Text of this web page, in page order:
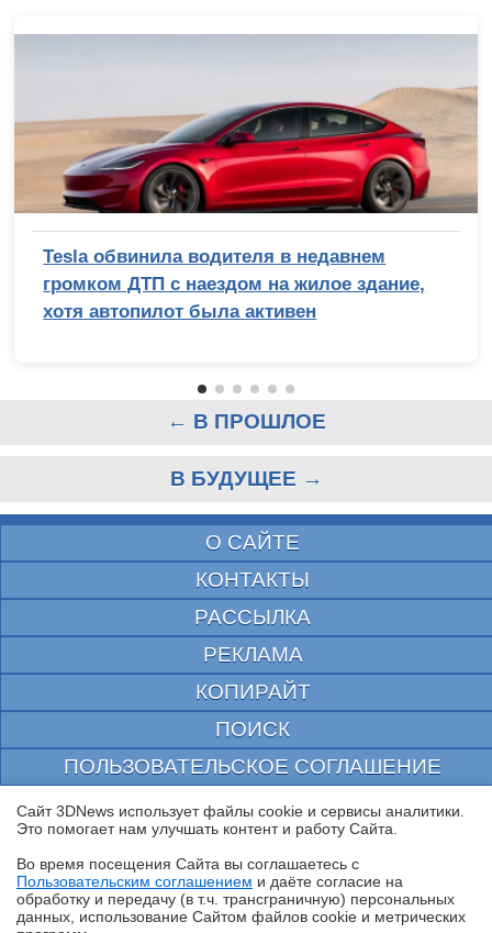
Tesla обвинила водителя в недавнем
громком ДТП с наездом на жилое здание,
хотя автопилот была активен
← В ПРОШЛОЕ
В БУДУЩЕЕ →
О САЙТЕ
КОНТАКТЫ
РАССЫЛКА
РЕКЛАМА
КОПИРАЙТ
ПОИСК
ПОЛЬЗОВАТЕЛЬСКОЕ СОГЛАШЕНИЕ
ЗАЩИЩЕНО CURATOR
© 1997—2026 Электронное периодическое издание "3ДНьюс" | Свидетельство о
выдано Федеральной Службой по надзору за соблюдением законодательства в сфере
массовых коммуникаций и охране культурного наследия
При цитировании документа ссылка на сайт с указанием автора обязательна. Полное
заимствование документа является нарушением
Сайт 3DNews использует файлы cookie и сервисы аналитики.
Это помогает нам улучшать контент и работу Cайта.
Во время посещения Cайта вы соглашаетесь с
Пользовательским соглашением и даёте согласие на
обработку и передачу (в т.ч. трансграничную) персональных
данных, использование Cайтом файлов cookie и метрических